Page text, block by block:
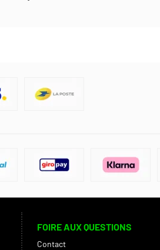
FOIRE AUX QUESTIONS
Contact